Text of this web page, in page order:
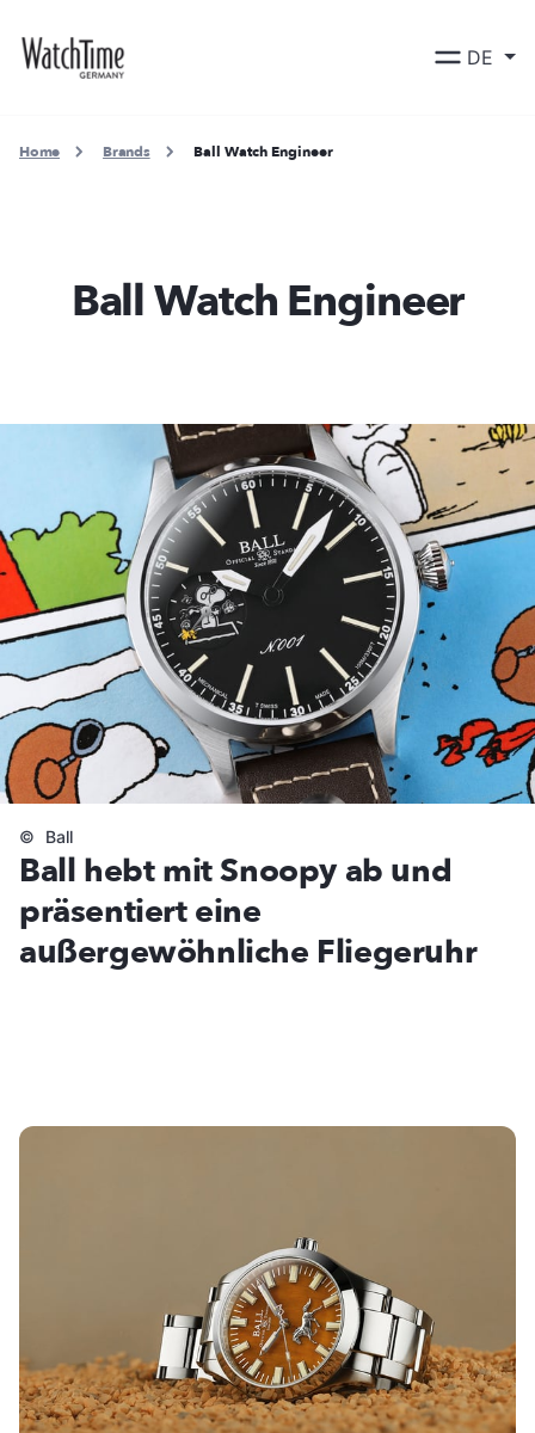
DE
Home Brands Ball Watch Engineer
Ball Watch Engineer
Ball hebt mit Snoopy ab und
präsentiert eine
außergewöhnliche Fliegeruhr
© Ball